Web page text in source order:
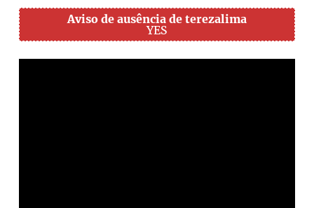
Aviso de ausência de terezalima
YES